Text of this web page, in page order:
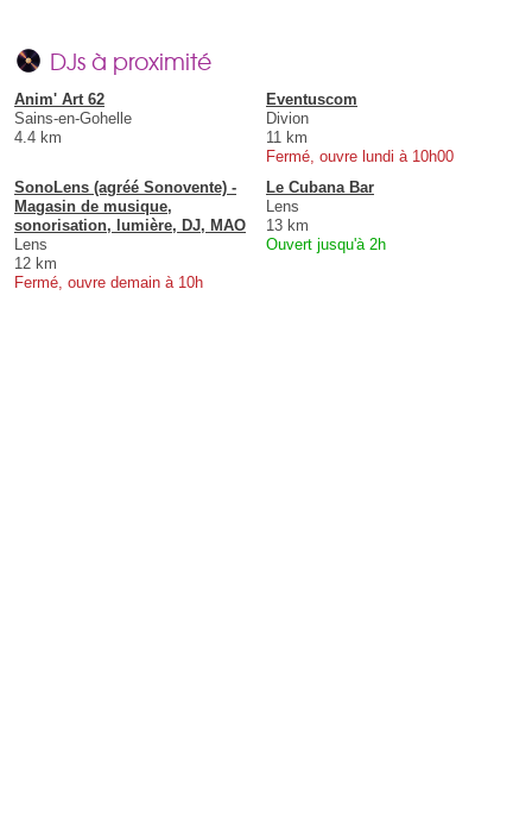
DJs à proximité
Anim' Art 62
Sains-en-Gohelle
4.4 km
Eventuscom
Divion
11 km
Fermé, ouvre lundi à 10h00
SonoLens (agréé Sonovente) -
Magasin de musique,
sonorisation, lumière, DJ, MAO
Lens
12 km
Fermé, ouvre demain à 10h
Le Cubana Bar
Lens
13 km
Ouvert jusqu'à 2h